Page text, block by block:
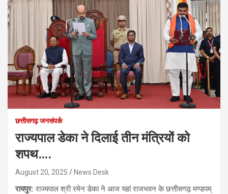
छत्तीसगढ़ जनसंपर्क
राज्यपाल डेका ने दिलाई तीन मंत्रियों को
शपथ….
August 20, 2025 News Desk
रायपुर:राज्यपाल श्री रमेन डेका ने आज यहां राजभवन के छत्तीसगढ़ मण्डपम्